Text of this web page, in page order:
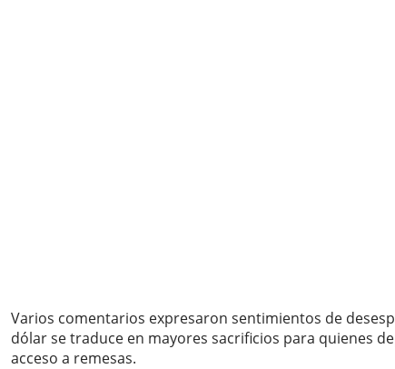
Varios comentarios expresaron sentimientos de
dólar se traduce en mayores sacrificios para quienes
acceso a remesas.